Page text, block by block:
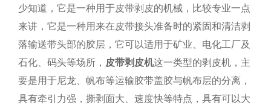
少知道，它是一种用于皮带剥皮的机械，比较专业一点
来讲，它是一种用来在皮带接头准备时的紧固和清洁剥
落输送带头部的胶层，它可以适用于矿业、电化工厂及
石化、码头等场所 ， 皮带剥皮机这一类型的剥皮机，主
要是用于尼龙、帆布等运输胶带盖胶与帆布层的分离，
具有牵引力强，撕剥面大、速度快等特点，具有可以大